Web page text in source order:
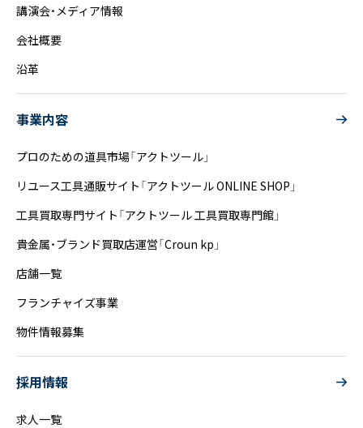
講演会・メディア情報
会社概要
沿革
事業内容
プロのための道具市場「アクトツール」
リユース工具通販サイト「アクトツール ONLINE SHOP」
工具買取専門サイト「アクトツール 工具買取専門館」
貴金属・ブランド買取店運営「Croun kp」
店舗一覧
フランチャイズ事業
物件情報募集
採用情報
求人一覧